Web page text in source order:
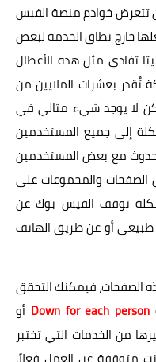
تتعرض خوادم منصة الفيس
خارج نطاق الخدمة لبعض
تفادي مثل هذه الأعطال
بعشرات الملايين من
لا يوجد شيء مثالي في
إلى جميع المستخدمين
مع بعض المستخدمين
الصفحات والمجموعات على
توقف الفيس بوك عن
طبيعي أو عن طريق الهاتف
الصفحات، فيمكنك التحقق
Down for each person أو
من الخدمات التي تختبر